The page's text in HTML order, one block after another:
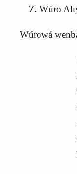
Wúro
Wúrowá